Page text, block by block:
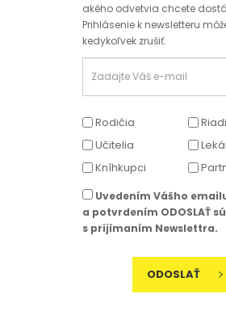
akého odvetvia chcete
Prihlásenie k newsletteru
kedykoľvek zrušiť.
Rodičia
Učitelia
Kníhkupci
Uvedením Vášho
a potvrdením ODOSLAŤ
s prijímaním Newslettra.
ODOSLAŤ